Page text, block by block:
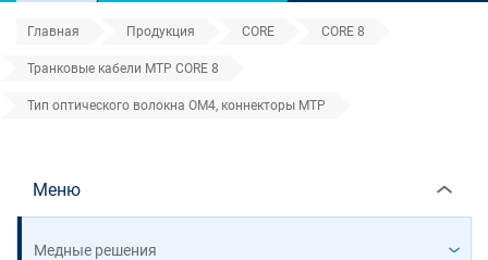
Главная Продукция CORE CORE 8
Транковые кабели MTP CORE 8
Тип оптического волокна OM4, коннекторы MTP
Тип оптического волокна
Меню
Медные решения